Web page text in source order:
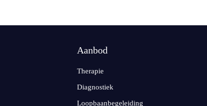
Aanbod
Therapie
Diagnostiek
Loopbaanbegeleiding